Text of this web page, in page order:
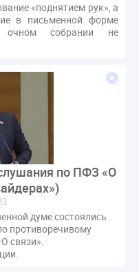
«поднятием рук», а
в письменной форме
очном собрании не
по ПФЗ «О
думе состоялись
противоречивому
связи».